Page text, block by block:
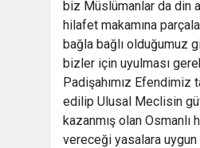
biz Müslümanlar da din
hilafet makamına
bağla bağlı olduğumuz
bizler için uyulması
Padişahımız Efendimiz
edilip Ulusal Meclisin
kazanmış olan Osmanlı
vereceği yasalara